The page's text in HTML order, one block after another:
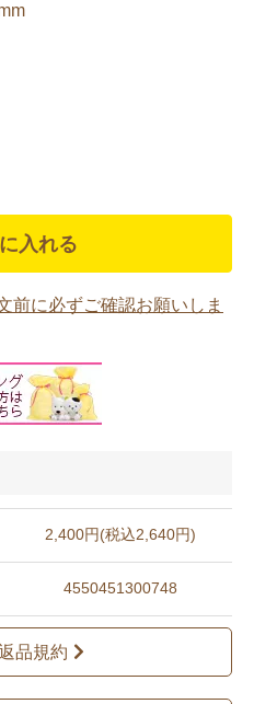
入れる
前に必ずご確認お願いしま
2,400円(税込2,640円)
4550451300748
品規約